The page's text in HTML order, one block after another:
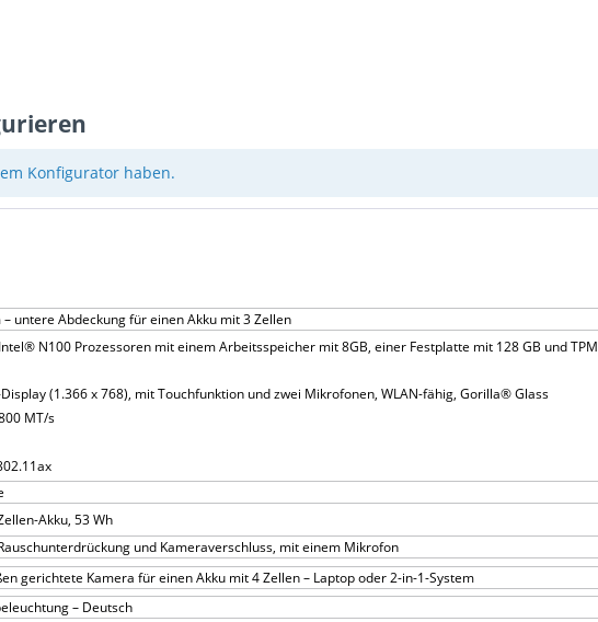
Konfigurator haben.
untere Abdeckung für einen Akku mit 3 Zellen
N100 Prozessoren mit einem Arbeitsspeicher mit 8GB, einer Festplatte mit 128 GB und TPM
(1.366 x 768), mit Touchfunktion und zwei Mikrofonen, WLAN-fähig, Gorilla® Glass
MT/s
Akku, 53 Wh
und Kameraverschluss, mit einem Mikrofon
gerichtete Kamera für einen Akku mit 4 Zellen – Laptop oder 2-in-1-System
– Deutsch